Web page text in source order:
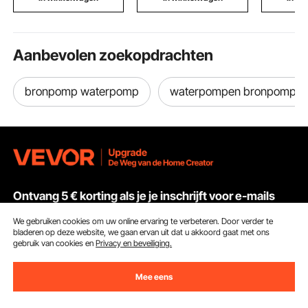
zit-sta bureau voor
Aanbevolen zoekopdrachten
bronpomp waterpomp waterpompen bronpomp
Ontvang 5 € korting als je je inschrijft voor e-mails
E-mailadres
te klikken, gaat u akkoord met ons
Privacy- & Cookiebeleid.
We gebruiken cookies om uw online ervaring te verbeteren. Door verder te
bladeren op deze website, we gaan ervan uit dat u akkoord gaat met ons
gebruik van cookies enPrivacy en beveiliging.
Mee eens